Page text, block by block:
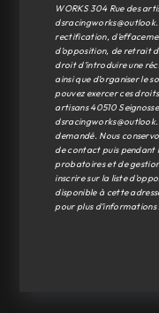
WORKS 304 Rue des
rectification,
d’opposition, de retrait
droit d’introduire une
ainsi que d’organiser le
pouvez exercer ces
artisans 40510
demandé. Nous
de contact puis pendant
probatoires et de
inscrire sur la liste
disponible à cette
pour plus